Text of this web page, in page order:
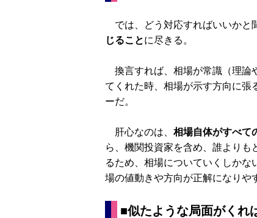
では、どう対応すればいいかと
じることに尽きる。
換言すれば、相場が常識（理論
てくれた時、相場が示す方向に張
ーだ。
肝心なのは、 相場自体がすべて
ら、機関投資家を含め、誰より
るため、相場についていくしか
場の値動きや方向が正解になりや
■似たような局面がくれ